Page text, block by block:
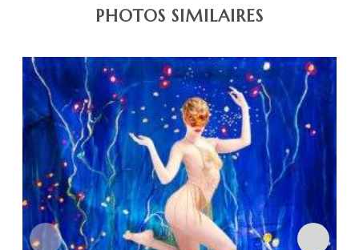
PHOTOS SIMILAIRES